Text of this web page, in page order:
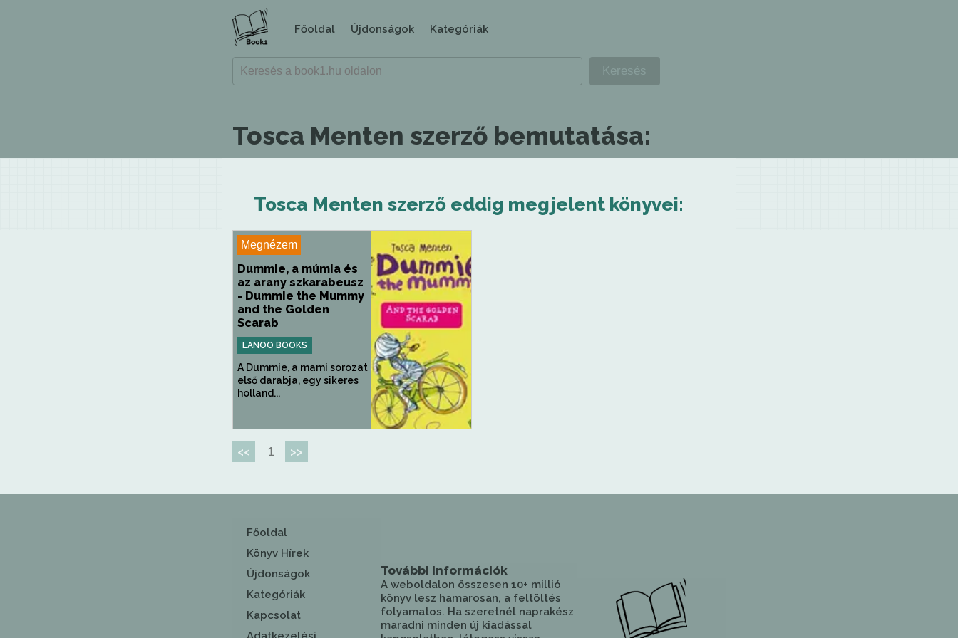
Főoldal Újdonságok Kategóriák
Tosca Menten szerző bemutatása:
Tosca Menten szerző eddig megjelent könyvei:
Megnézem
Dummie, a múmia és
az arany szkarabeusz
- Dummie the Mummy
and the Golden
Scarab
LANOO BOOKS
A Dummie, a mami sorozat
első darabja, egy sikeres
holland...
<< 1 >>
Főoldal
Könyv Hírek
Újdonságok
Kategóriák
Kapcsolat
További információk
A weboldalon összesen 10+ millió
könyv lesz hamarosan, a feltöltés
folyamatos. Ha szeretnél naprakész
maradni minden új kiadással